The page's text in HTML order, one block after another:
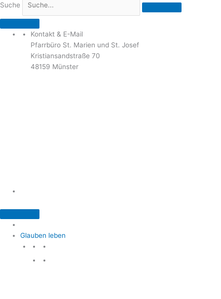
Suche
Kontakt & E-Mail
Pfarrbüro St. Marien und St. Josef
Kristiansandstraße 70
48159 Münster
Glauben leben